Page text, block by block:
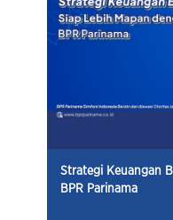
Strategi Keuangan
BPR Parinama